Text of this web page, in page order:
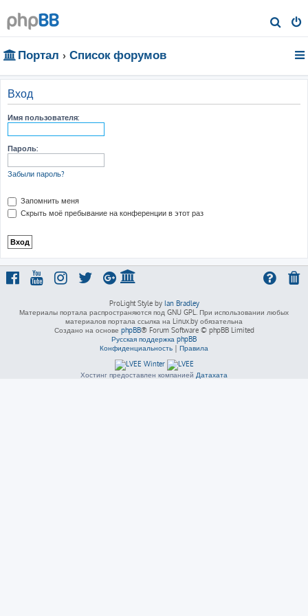
о
Портал Список форумов
Вход
Имя пользователя:
Пароль:
Забыли пароль?
Запомнить меня
Скрыть моё пребывание на конференции в этот раз
ProLight Style by Ian Bradley
Материалы портала распространяются под GNU GPL. При использовании любых
материалов портала ссылка на Linux.by обязательна
Создано на основе phpBB® Forum Software © phpBB Limited
Русская поддержка phpBB
Конфиденциальность | Правила
Хостинг предоставлен компанией Датахата